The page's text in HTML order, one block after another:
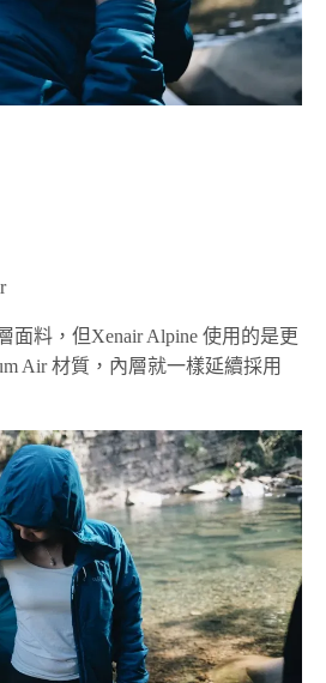
面料，但Xenair Alpine 使用的是更
Air 材質，內層就一樣延續採用